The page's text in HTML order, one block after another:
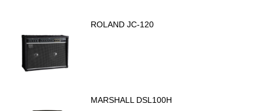
ROLAND JC-120
MARSHALL DSL100H